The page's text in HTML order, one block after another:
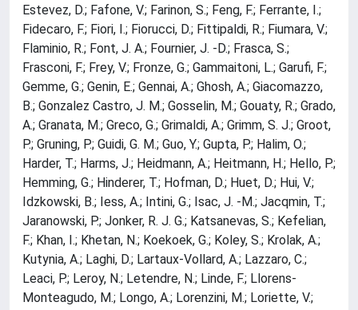
Estevez, D.; Fafone, V.; Farinon, S.; Feng, F.; Ferrante, I.;
Fidecaro, F.; Fiori, I.; Fiorucci, D.; Fittipaldi, R.; Fiumara, V.;
Flaminio, R.; Font, J. A.; Fournier, J. -D.; Frasca, S.;
Frasconi, F.; Frey, V.; Fronze, G.; Gammaitoni, L.; Garufi, F.;
Gemme, G.; Genin, E.; Gennai, A.; Ghosh, A.; Giacomazzo,
B.; Gonzalez Castro, J. M.; Gosselin, M.; Gouaty, R.; Grado,
A.; Granata, M.; Greco, G.; Grimaldi, A.; Grimm, S. J.; Groot,
P.; Gruning, P.; Guidi, G. M.; Guo, Y.; Gupta, P.; Halim, O.;
Harder, T.; Harms, J.; Heidmann, A.; Heitmann, H.; Hello, P.;
Hemming, G.; Hinderer, T.; Hofman, D.; Huet, D.; Hui, V.;
Idzkowski, B.; Iess, A.; Intini, G.; Isac, J. -M.; Jacqmin, T.;
Jaranowski, P.; Jonker, R. J. G.; Katsanevas, S.; Kefelian,
F.; Khan, I.; Khetan, N.; Koekoek, G.; Koley, S.; Krolak, A.;
Kutynia, A.; Laghi, D.; Lartaux-Vollard, A.; Lazzaro, C.;
Leaci, P.; Leroy, N.; Letendre, N.; Linde, F.; Llorens-
Monteagudo, M.; Longo, A.; Lorenzini, M.; Loriette, V.;